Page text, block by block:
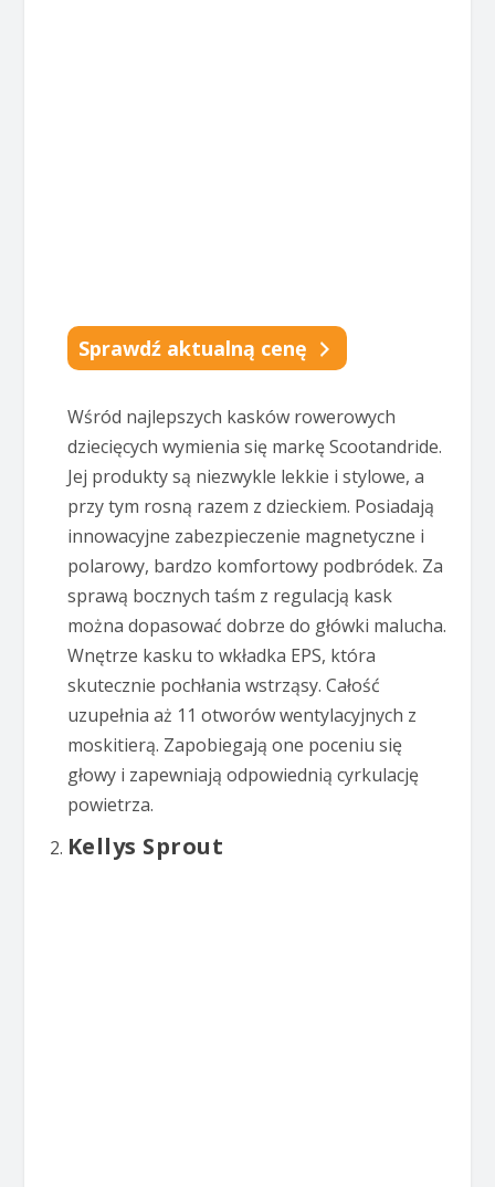
Sprawdź aktualną cenę
Wśród najlepszych kasków rowerowych
dziecięcych wymienia się markę Scootandride.
Jej produkty są niezwykle lekkie i stylowe, a
przy tym rosną razem z dzieckiem. Posiadają
innowacyjne zabezpieczenie magnetyczne i
polarowy, bardzo komfortowy podbródek. Za
sprawą bocznych taśm z regulacją kask
można dopasować dobrze do główki malucha.
Wnętrze kasku to wkładka EPS, która
skutecznie pochłania wstrząsy. Całość
uzupełnia aż 11 otworów wentylacyjnych z
moskitierą. Zapobiegają one poceniu się
głowy i zapewniają odpowiednią cyrkulację
powietrza.
Kellys Sprout